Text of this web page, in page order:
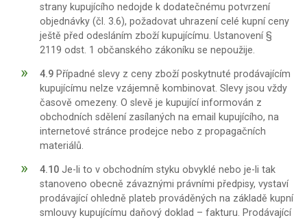
strany kupujícího nedojde k dodatečnému potvrzení
objednávky (čl. 3.6), požadovat uhrazení celé kupní ceny
ještě před odesláním zboží kupujícímu. Ustanovení §
2119 odst. 1 občanského zákoníku se nepoužije.
4.9 Případné slevy z ceny zboží poskytnuté prodávajícím
kupujícímu nelze vzájemně kombinovat. Slevy jsou vždy
časově omezeny. O slevě je kupující informován z
obchodních sdělení zasílaných na email kupujícího, na
internetové stránce prodejce nebo z propagačních
materiálů.
4.10 Je-li to v obchodním styku obvyklé nebo je-li tak
stanoveno obecně závaznými právními předpisy, vystaví
prodávající ohledně plateb prováděných na základě kupní
smlouvy kupujícímu daňový doklad – fakturu. Prodávající